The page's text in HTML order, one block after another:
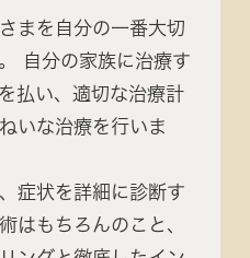
まを自分の一番大切
自分の家族に治療す
払い、適切な治療計
いな治療を行いま
症状を詳細に診断す
はもちろんのこと、